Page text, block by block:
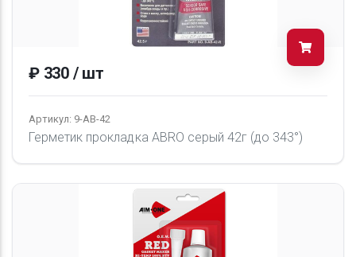
₽ 330 / шт
Артикул: 9-АВ-42
Герметик прокладка ABRO серый 42г (до 343°)